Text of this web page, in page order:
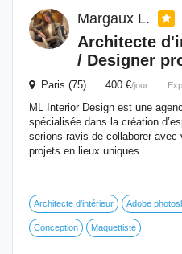
Margaux L.
Architecte
/ Designer
Paris (75) 400 €/jour
ML Interior Design est une
spécialisée dans la création
serions ravis de collaborer avec
projets en lieux uniques.
Architecte d'intérieur Adobe
Conception Maquettiste